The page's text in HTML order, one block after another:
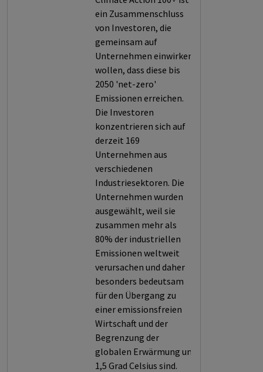
ein Zusammenschluss
von Investoren, die
gemeinsam auf
Unternehmen einwirken
wollen, dass diese bis
2050 'net-zero'
Emissionen erreichen.
Die Investoren
konzentrieren sich auf
derzeit 169
Unternehmen aus
verschiedenen
Industriesektoren. Die
Unternehmen wurden
ausgewählt, weil sie
zusammen mehr als
80% der industriellen
Emissionen weltweit
verursachen und daher
besonders bedeutsam
für den Übergang zu
einer emissionsfreien
Wirtschaft und der
Begrenzung der
globalen Erwärmung um
1,5 Grad Celsius sind.